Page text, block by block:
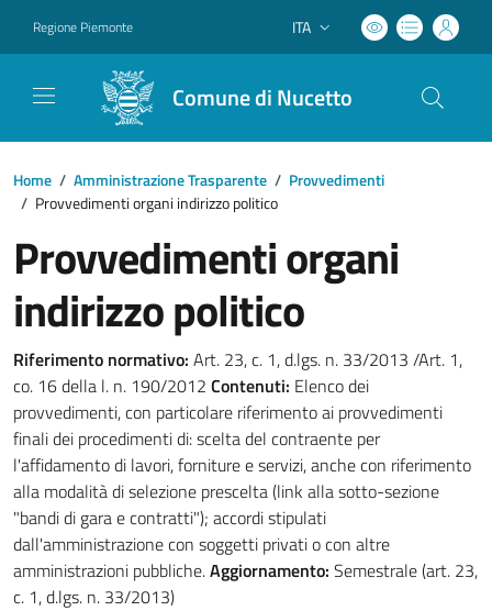
Regione Piemonte Lingua attiva:
ITA
Comune di Nucetto
Home / Amministrazione Trasparente / Provvedimenti
/ Provvedimenti organi indirizzo politico
Provvedimenti organi
indirizzo politico
Riferimento normativo: Art. 23, c. 1, d.lgs. n. 33/2013 /Art. 1,
co. 16 della l. n. 190/2012 Contenuti: Elenco dei
provvedimenti, con particolare riferimento ai provvedimenti
finali dei procedimenti di: scelta del contraente per
l'affidamento di lavori, forniture e servizi, anche con riferimento
alla modalità di selezione prescelta (link alla sotto-sezione
"bandi di gara e contratti"); accordi stipulati
dall'amministrazione con soggetti privati o con altre
amministrazioni pubbliche.Aggiornamento: Semestrale (art. 23,
c. 1, d.lgs. n. 33/2013)